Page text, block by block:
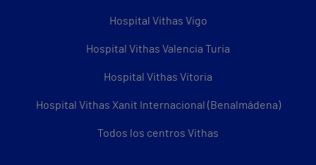
Hospital Vithas Vigo
Hospital Vithas Valencia Turia
Hospital Vithas Vitoria
Hospital Vithas Xanit Internacional (Benalmádena)
Todos los centros Vithas